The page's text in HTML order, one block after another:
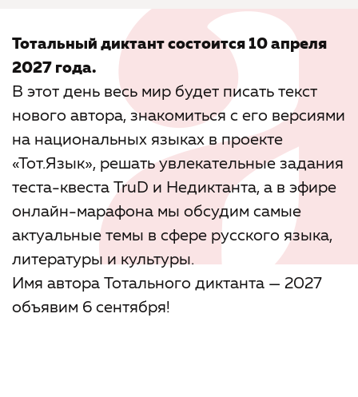
Тотальный диктант состоится 10 апреля
2027 года.
В этот день весь мир будет писать текст
нового автора, знакомиться с его версиями
на национальных языках в проекте
«Тот.Язык», решать увлекательные задания
теста-квеста TruD и Недиктанта, а в эфире
онлайн-марафона мы обсудим самые
актуальные темы в сфере русского языка,
литературы и культуры.
Имя автора Тотального диктанта — 2027
объявим 6 сентября!